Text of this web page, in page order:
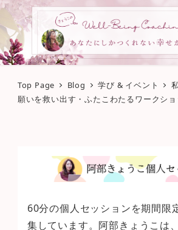
Top Page Blog 学び & イベント
願いを救い出す・ふたこわたるワークシ
60分の個人セッションを期間限
集しています。阿部きょうこは